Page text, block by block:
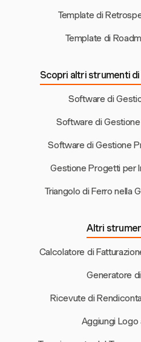
Template di
Template di
Scopri altri strumenti
Software di
Software di
Software di Gestione
Gestione Progetti per
Triangolo di Ferro nella
Altri
Calcolatore di
Generatore
Ricevute di
Aggiungi Logo